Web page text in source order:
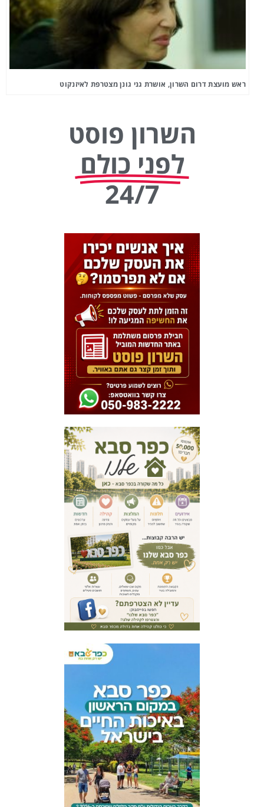
ראש מועצת דרום השרון, אושרת גני גונן מצטרפת לאיזנקוט
השרון פוסט
לפני כולם
24/7